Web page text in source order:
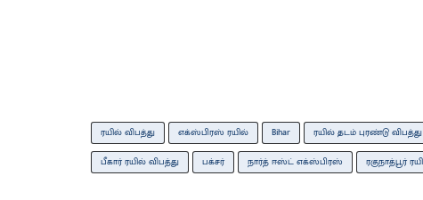
ரயில் விபத்து எக்ஸ்பிரஸ் ரயில் Bihar ரயில் தடம் புரண்டு விபத்து
பீகார் ரயில் விபத்து பக்சர் நார்த் ஈஸ்ட் எக்ஸ்பிரஸ் ரகுநாத்பூர்